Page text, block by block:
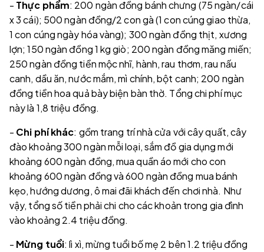
- Thực phẩm: 200 ngàn đồng bánh chưng (75 ngàn/cái
x 3 cái); 500 ngàn đồng/2 con gà (1 con cúng giao thừa,
1 con cúng ngày hóa vàng); 300 ngàn đồng thịt, xương
lợn; 150 ngàn đồng 1 kg giò; 200 ngàn đồng măng miến;
250 ngàn đồng tiền mộc nhĩ, hành, rau thơm, rau nấu
canh, dầu ăn, nước mắm, mì chính, bột canh; 200 ngàn
đồng tiền hoa quả bày biện bàn thờ. Tổng chi phí mục
này là 1,8 triệu đồng.
- Chi phí khác: gồm trang trí nhà cửa với cây quất, cây
đào khoảng 300 ngàn mỗi loại, sắm đồ gia dụng mới
khoảng 600 ngàn đồng, mua quần áo mới cho con
khoảng 600 ngàn đồng và 600 ngàn đồng mua bánh
kẹo, hướng dương, ô mai đãi khách đến chơi nhà. Như
vậy, tổng số tiền phải chi cho các khoản trong gia đình
vào khoảng 2.4 triệu đồng.
- Mừng tuổi: lì xì, mừng tuổi bố mẹ 2 bên 1.2 triệu đồng